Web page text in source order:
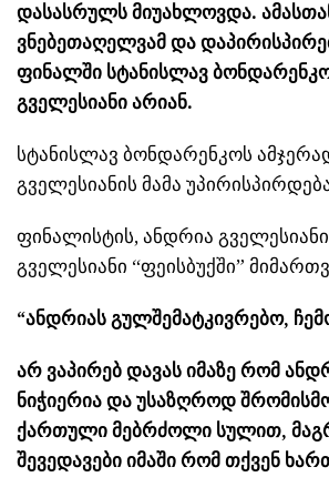
დასასრულს მიუახლოვდა.
ვნებეთაღელვამ და
ფინალში სტანისლავ
გველესიანი არიან.
სტანისლავ ბონდარენკოს
გველესიანის მამა
ფინალისტის, ანდრია
გველესიანი “ფეისბუქში”
“ანდრიას გულშემატკივრებო,
არ ვაპირებ დავას იმაზე რომ
ნიჭიერია და უსაზღროდ
ქართული მებრძოლი სულით,
შევედავები იმაში რომ თქვენ